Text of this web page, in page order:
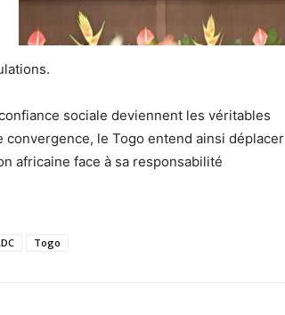
sociale deviennent les véritables
le Togo entend ainsi déplacer
africaine face à sa responsabilité
Togo